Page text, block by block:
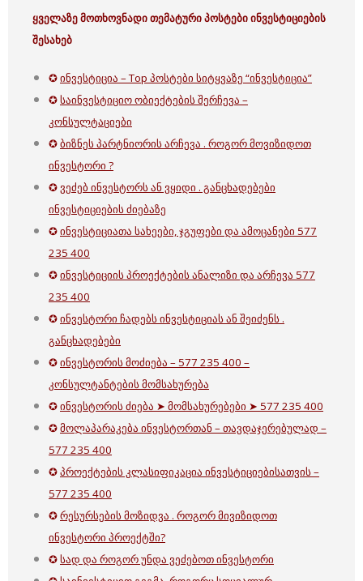
ყველაზე მოთხოვნადი თემატური პოსტებიინვესტიციების
შესახებ
✪ინვესტიცია – Top პოსტები სიტყვაზე “ინვესტიცია”
✪საინვესტიციო ობიექტების შერჩევა –
კონსულტაციები
✪ბიზნეს პარტნიორის არჩევა . როგორ მოვიზიდოთ
ინვესტორი ?
✪ვეძებ ინვესტორს ან ვყიდი . განცხადებები
ინვესტიციების ძიებაზე
✪ინვესტიციათა სახეები, ჯგუფები და ამოცანები 577
235 400
✪ინვესტიციის პროექტების ანალიზი და არჩევა 577
235 400
✪ინვესტორი ჩადებს ინვესტიციას ან შეიძენს .
განცხადებები
✪ინვესტორის მოძიება – 577 235 400 –
კონსულტანტების მომსახურება
✪ინვესტორის ძიება ➤ მომსახურებები ➤ 577 235 400
✪მოლაპარაკება ინვესტორთან – თავდაჯერებულად –
577 235 400
✪პროექტების კლასიფიკაცია ინვესტიციებისათვის –
577 235 400
✪რესურსების მოზიდვა . როგორ მივიზიდოთ
ინვესტორი პროექტში?
✪სად და როგორ უნდა ვეძებოთ ინვესტორი